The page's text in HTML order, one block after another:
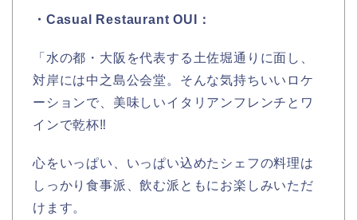
・Casual Restaurant OUI：
「水の都・大阪を代表する土佐堀通りに面し、
対岸には中之島公会堂。そんな気持ちいいロケ
ーションで、美味しいイタリアンフレンチとワ
インで乾杯‼
心をいっぱい、いっぱい込めたシェフの料理は
しっかり食事派、飲む派ともにお楽しみいただ
けます。